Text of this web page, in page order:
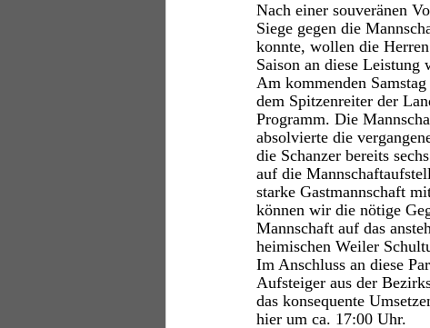
Nach einer souveränen
Siege gegen die
konnte, wollen die
Saison an diese Leistung
Am kommenden
dem Spitzenreiter der
Programm. Die
absolvierte die
die Schanzer bereits
auf die
starke Gastmannschaft
können wir die nötige
Mannschaft auf das
heimischen Weiler
Im Anschluss an diese
Aufsteiger aus der
das konsequente
hier um ca. 17:00 Uhr.